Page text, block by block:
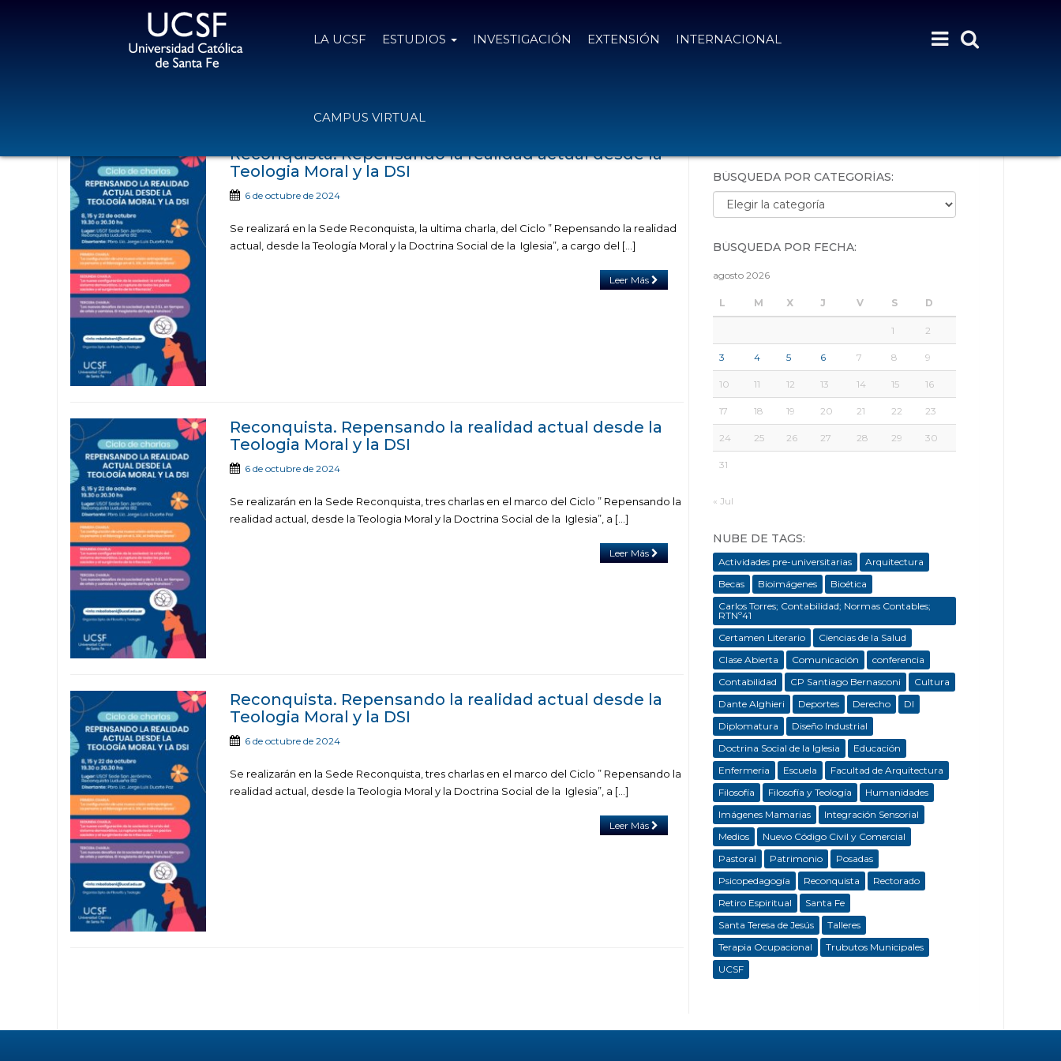
LA UCSF ESTUDIOS INVESTIGACIÓN EXTENSIÓN INTERNACIONAL
CAMPUS VIRTUAL
Reconquista. Repensando la realidad actual desde la
Teologia Moral y la DSI
6 de octubre de 2024
Se realizará en la Sede Reconquista, la ultima charla, del Ciclo ” Repensando la realidad
actual, desde la Teología Moral y la Doctrina Social de la Iglesia”, a cargo del […]
Leer Más
Reconquista. Repensando la realidad actual desde la
Teologia Moral y la DSI
6 de octubre de 2024
Se realizarán en la Sede Reconquista, tres charlas en el marco del Ciclo ” Repensando la
realidad actual, desde la Teologia Moral y la Doctrina Social de la Iglesia”, a […]
Leer Más
Reconquista. Repensando la realidad actual desde la
Teologia Moral y la DSI
6 de octubre de 2024
Se realizarán en la Sede Reconquista, tres charlas en el marco del Ciclo ” Repensando la
realidad actual, desde la Teologia Moral y la Doctrina Social de la Iglesia”, a […]
Leer Más
BÚSQUEDA POR CATEGORÍAS:
Búsqueda por categorías:
BÚSQUEDA POR FECHA:
agosto 2026
L M X J V S D
1 2
3 4 5 6 7 8 9
10 11 12 13 14 15 16
17 18 19 20 21 22 23
24 25 26 27 28 29 30
31
« Jul
NUBE DE TAGS:
Actividades pre-universitarias
Arquitectura
Becas
Bioimágenes
Bioética
Carlos Torres; Contabilidad; Normas Contables;
RTNº41
Certamen Literario
Ciencias de la Salud
Clase Abierta
Comunicación
conferencia
Contabilidad
CP Santiago Bernasconi
Cultura
Dante Alghieri
Deportes Derecho
DI
Diplomatura
Diseño Industrial
Doctrina Social de la Iglesia
Educación
Enfermeria
Escuela
Facultad de Arquitectura
Filosofía
Filosofía y Teología
Humanidades
Imágenes Mamarias
Integración Sensorial
Medios
Nuevo Código Civil y Comercial
Pastoral
Patrimonio
Posadas
Psicopedagogía
Reconquista
Rectorado
Retiro Espiritual
Santa Fe
Santa Teresa de Jesús
Talleres
Terapia Ocupacional
Trubutos Municipales
UCSF